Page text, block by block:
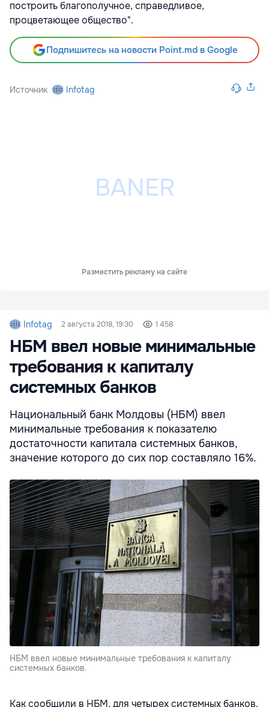
построить благополучное, справедливое,
процветающее общество".
Подпишитесь на новости Point.md в Google
Источник Infotag
Разместить рекламу на сайте
Infotag 2 августа 2018, 19:30 1 458
НБМ ввел новые минимальные
требования к капиталу
системных банков
Национальный банк Молдовы (НБМ) ввел
минимальные требования к показателю
достаточности капитала системных банков,
значение которого до сих пор составляло 16%.
НБМ ввел новые минимальные требования к капиталу
системных банков.
Как сообщили в НБМ, для четырех системных банков,